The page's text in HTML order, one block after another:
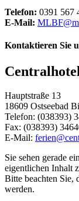
Telefon: 0391 567
E-Mail:
Kontaktieren Sie
Hauptstraße 13
18609 Ostseebad
Telefon: (038393)
Fax: (038393)
E-Mail:
Sie sehen gerade
eigentlichen Inhalt
Bitte beachten Sie,
werden.